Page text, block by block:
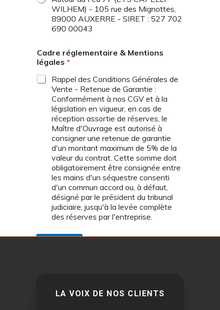
WILHEM) - 105 rue des Mignottes,
89000 AUXERRE - SIRET : 527 702
690 00043
Cadre réglementaire & Mentions
légales *
Rappel des Conditions Générales de
Vente - Retenue de Garantie :
Conformément à nos CGV et à la
législation en vigueur, en cas de
réception assortie de réserves, le
Maître d'Ouvrage est autorisé à
consigner une retenue de garantie
d'un montant maximum de 5% de la
valeur du contrat. Cette somme doit
obligatoirement être consignée entre
les mains d'un séquestre consenti
d'un commun accord ou, à défaut,
désigné par le président du tribunal
judiciaire, jusqu'à la levée complète
des réserves par l'entreprise.
LA VOIX DE NOS CLIENTS